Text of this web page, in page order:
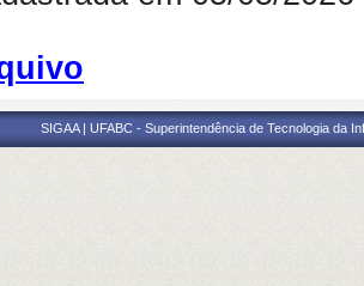
SIGAA | UFABC - Superintendência de Tecnologia da